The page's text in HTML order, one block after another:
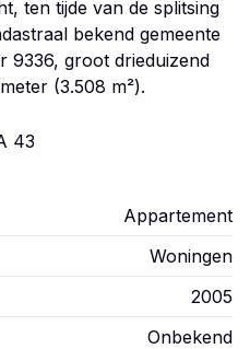
ten tijde van de splitsing
bekend gemeente
9336, groot drieduizend
(3.508 m²).
43
Appartement
Woningen
2005
Onbekend